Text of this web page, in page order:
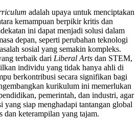
adalah upaya untuk menciptakan
kemampuan berpikir kritis dan
ini dapat menjadi solusi dalam
depan, seperti perubahan teknologi
sosial yang semakin kompleks.
terbaik dari Liberal Arts dan STEM,
individu yang tidak hanya ahli di
berkontribusi secara signifikan bagi
kurikulum ini memerlukan
pemerintah, dan industri, agar
yang siap menghadapi tantangan global
dan keterampilan yang tajam.